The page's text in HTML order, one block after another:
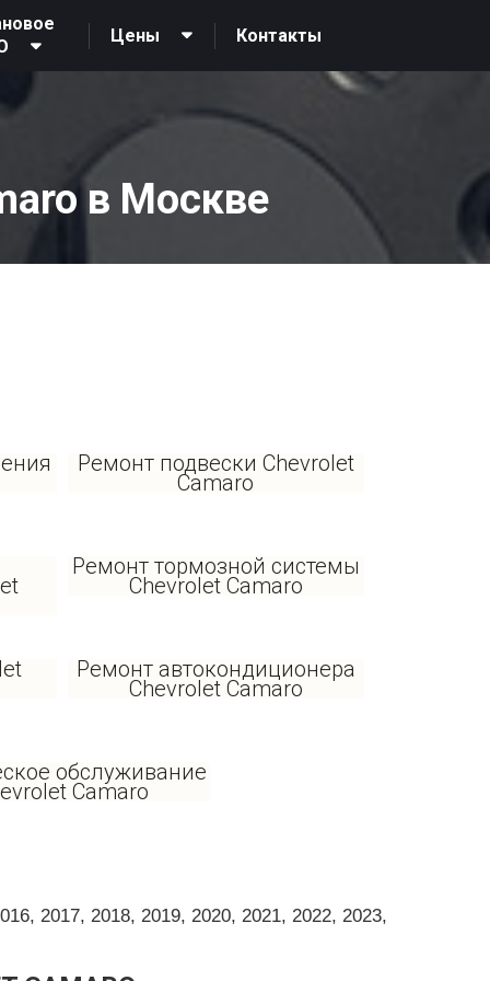
Цены Контакты
в Москве
Ремонт подвески Chevrolet
Camaro
Ремонт тормозной системы
Chevrolet Camaro
Ремонт автокондиционера
Chevrolet Camaro
обслуживание
Camaro
2017, 2018, 2019, 2020, 2021, 2022, 2023,